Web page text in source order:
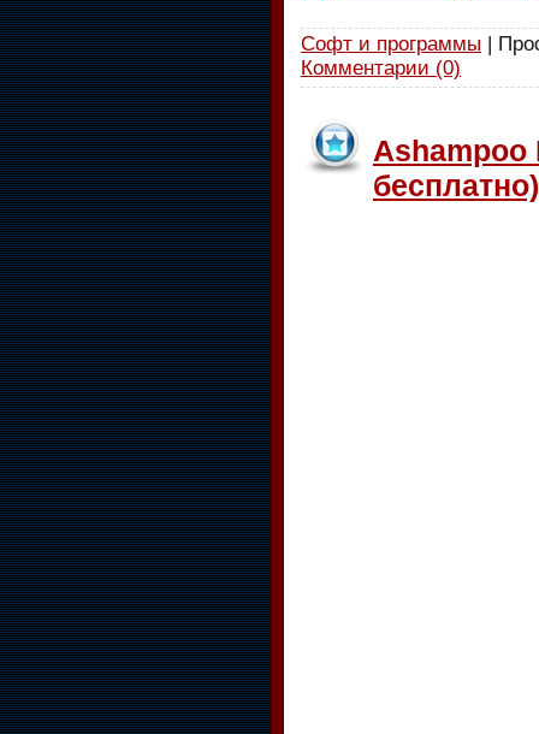
Софт и программы |
Комментарии (0)
Ashampoo
бесплатно)